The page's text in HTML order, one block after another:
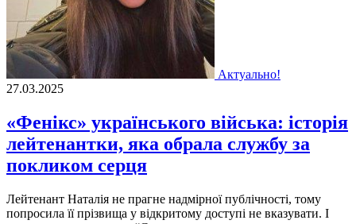
Актуально!
27.03.2025
«Фенікс» українського війська: історія
лейтенантки, яка обрала службу за
покликом серця
Лейтенант Наталія не прагне надмірної публічності, тому
попросила її прізвища у відкритому доступі не вказувати. І